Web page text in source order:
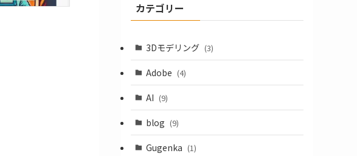
カテゴリー
3Dモデリング (3)
Adobe (4)
AI (9)
blog (9)
Gugenka (1)